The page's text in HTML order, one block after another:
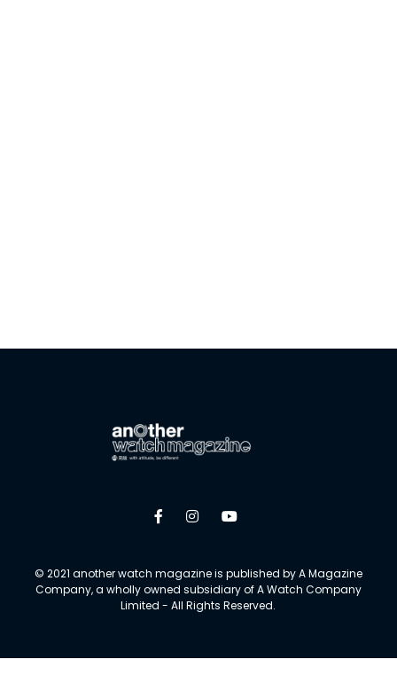
© 2021 another watch magazine is published by A Magazine
Company, a wholly owned subsidiary of A Watch Company
Limited - All Rights Reserved.